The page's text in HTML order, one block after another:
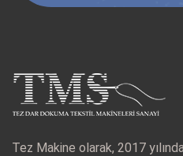
Tez Makine olarak, 2017